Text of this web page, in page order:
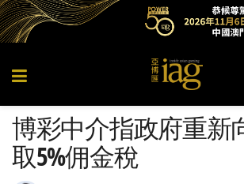
博彩中介指政府重新
取5%佣金稅